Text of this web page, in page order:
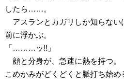
したら……。
アスランとカガリしか知らない
前に浮かぶ。
「………ッ!!」
顔と分身が、急速に熱を持つ。
こめかみがどくどくと脈打ち始め